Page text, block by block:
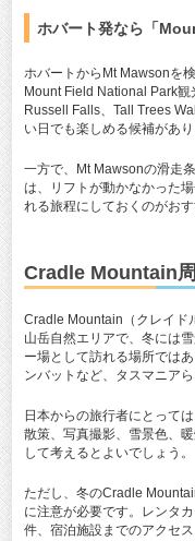
ホバート発なら「
ホバートからMt Mawsonを
Mount Field National Park観
Russell Falls、Tall Trees
い日でも楽しめる候補があり
一方で、Mt Mawsonの滑走
は、リフトが動かなかった
れる旅程にしておくのがおす
Cradle Mountain
Cradle Mountain（クレイド
山岳自然エリアで、冬には
ー場として訪れる場所では
ンバットなど、タスマニア
日本からの旅行者にとって
散策、写真撮影、雪景色、
して考えるとよいでしょう。
ただし、冬のCradle
に注意が必要です。レンタ
件、宿泊施設までのアクセ